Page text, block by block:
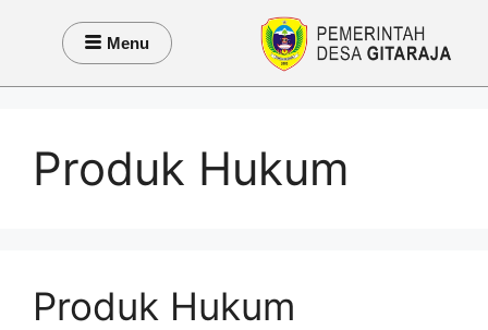
Menu
Produk Hukum
Produk Hukum